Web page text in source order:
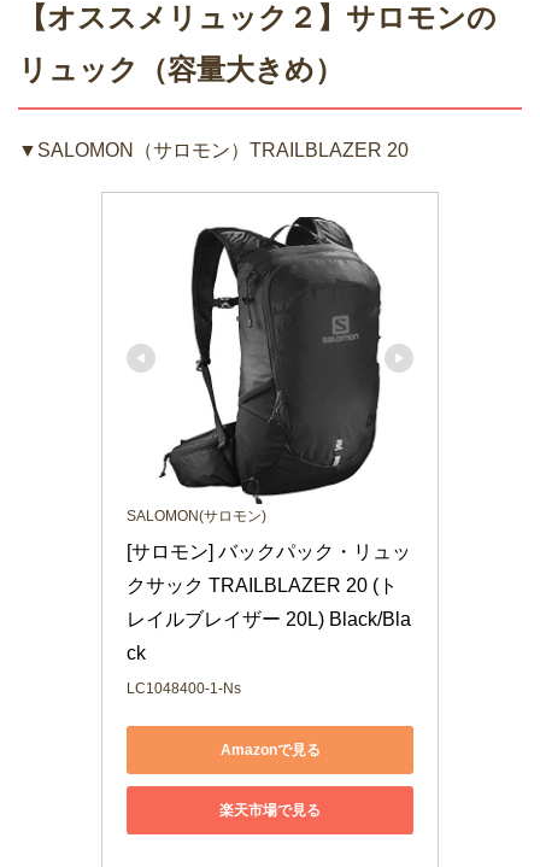
【オススメリュック２】サロモンの
リュック（容量大きめ）
▼SALOMON（サロモン）TRAILBLAZER 20
SALOMON(サロモン)
[サロモン] バックパック・リュッ
クサック TRAILBLAZER 20 (ト
レイルブレイザー 20L) Black/Bla
ck
LC1048400-1-Ns
Amazonで見る
楽天市場で見る